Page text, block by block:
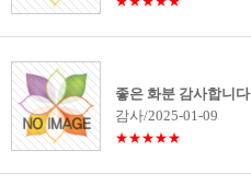
좋은 화분 감사합니다
감사/2025-01-09
★★★★★